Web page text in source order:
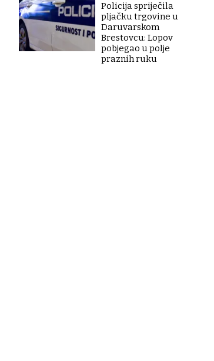
Policija spriječila
pljačku trgovine u
Daruvarskom
Brestovcu: Lopov
pobjegao u polje
praznih ruku